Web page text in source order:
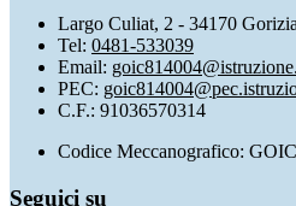
Largo Culiat, 2 - 34170
Tel: 0481-533039
Email:
PEC:
C.F.: 91036570314
Codice Meccanografico:
Seguici su